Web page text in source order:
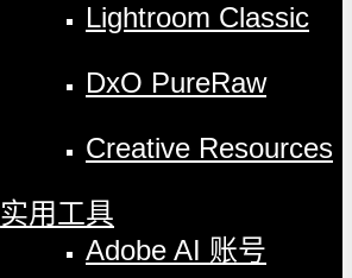
Lightroom Classic
DxO PureRaw
Creative Resources
实用工具
Adobe AI 账号